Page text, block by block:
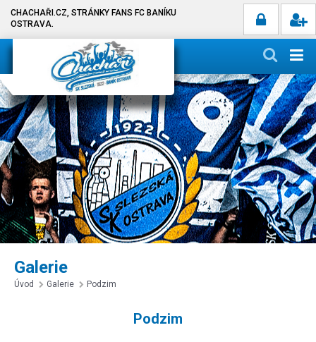
CHACHAŘI.CZ, STRÁNKY FANS FC BANÍKU
OSTRAVA.
Galerie
Úvod Galerie Podzim
Podzim